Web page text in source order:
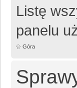
Listę
panelu
Góra